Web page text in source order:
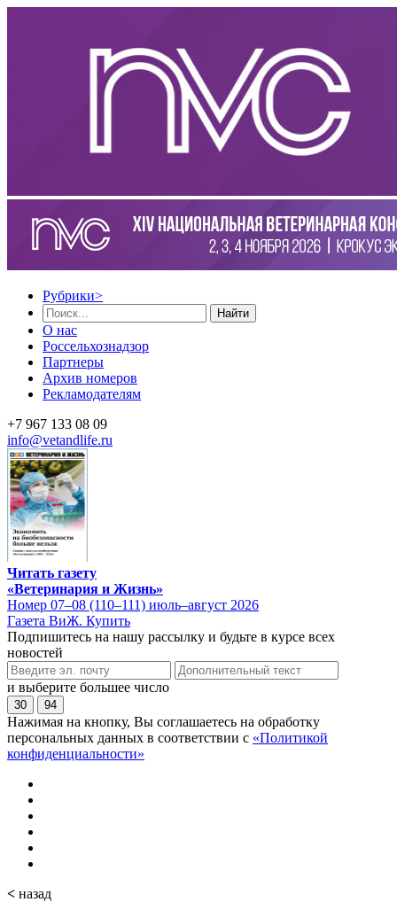
Рубрики>
Найти
О нас
Россельхознадзор
Партнеры
Архив номеров
Рекламодателям
+7 967 133 08 09
info@vetandlife.ru
Читать газету
«Ветеринария и Жизнь»
Номер 07–08 (110–111) июль–август 2026
Газета ВиЖ. Купить
Подпишитесь на нашу рассылку и будьте в курсе всех
новостей
и выберите большее число
30 94
Нажимая на кнопку, Вы соглашаетесь на обработку
персональных данных в соответствии с «Политикой
конфиденциальности»
< назад